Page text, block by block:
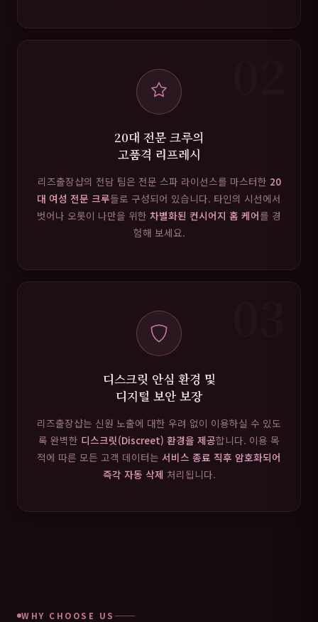
20대 전문 크루의
고품격 리프레시
리즈출장샵의 전담 팀은 전문 스파 라이선스를 마스터한 20
대 여성 전문 크루들로 구성되어 있습니다. 타인의 시선에서
벗어나 오롯이 나만을 위한 차별화된 컨시어지 홈 케어를 경
험해 보세요.
디스크릿 안심 환경 및
디지털 보안 보장
리즈출장샵는 신원 노출에 대한 우려 없이 이용하실 수 있도
록 완벽한 디스크릿(Discreet) 환경을 제공합니다. 이용 목
적에 따른 모든 고객 데이터는 서비스 종료 직후 암호화되어
즉각 자동 삭제 처리됩니다.
WHY CHOOSE US